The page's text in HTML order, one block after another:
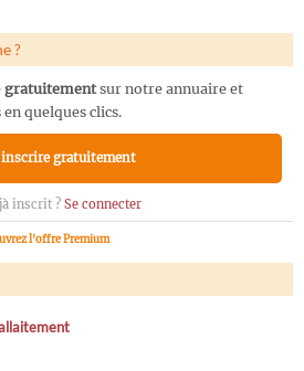
?
gratuitementsur notre annuaire et
quelques clics.
gratuitement
inscrit ? Se connecter
l'offre Premium